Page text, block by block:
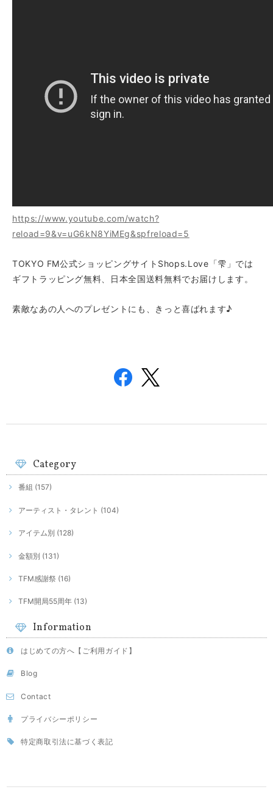
https://www.youtube.com/watch?
reload=9&v=uG6kN8YiMEg&spfreload=5
TOKYO FM公式ショッピングサイトShops.Love「雫」では
ギフトラッピング無料、日本全国送料無料でお届けします。
素敵なあの人へのプレゼントにも、きっと喜ばれます♪
Category
番組 (157)
アーティスト・タレント (104)
アイテム別 (128)
金額別 (131)
TFM感謝祭 (16)
TFM開局55周年 (13)
Information
はじめての方へ【ご利用ガイド】
Blog
Contact
プライバシーポリシー
特定商取引法に基づく表記